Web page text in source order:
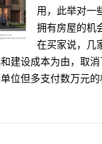
用，此举对一
拥有房屋的机
在买家说，几
建设成本为由，取
位但多支付数万元